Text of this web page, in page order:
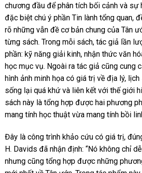
chương đầu để phân tích bối cảnh và sự
đặc biệt chú ý phần Tin lành tổng quan,
rõ những vẫn đề cơ bản chung của Tân
từng sách. Trong mỗi sách, tác giả lần
phần: kỹ năng giải kinh, nhận thức văn
học mục vụ. Ngoài ra tác giả cũng cung
hình ảnh minh họa có giá trị về địa lý,
sống lại quá khứ và liên kết với thế giới
sách này là tổng hợp được hai phương
mang tính học thuật vừa mang tính bồi
Đây là công trình khảo cứu có giá trị,
H. Davids đã nhận định: “Nó không chỉ
nhưng cũng tổng hợp được những